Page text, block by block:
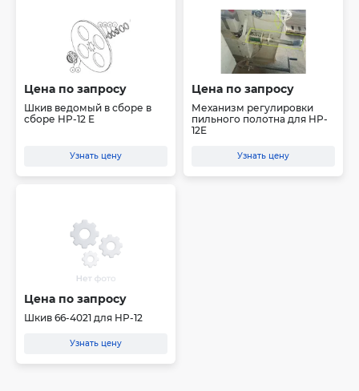
Цена по запросу
Шкив ведомый в сборе в
сборе HP-12 E
Узнать цену
Цена по запросу
Механизм регулировки
пильного полотна для HP-
12E
Узнать цену
Цена по запросу
Шкив 66-4021 для HP-12
Узнать цену